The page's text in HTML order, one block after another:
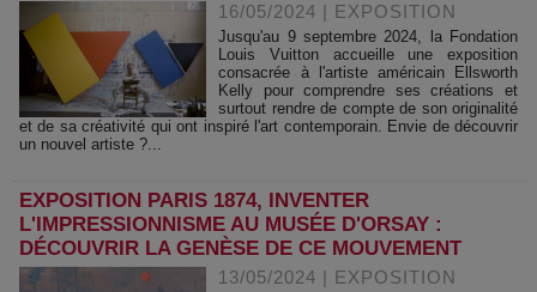
16/05/2024 | EXPOSITION
Jusqu'au 9 septembre 2024, la Fondation
Louis Vuitton accueille une exposition
consacrée à l'artiste américain Ellsworth
Kelly pour comprendre ses créations et
surtout rendre de compte de son originalité
et de sa créativité qui ont inspiré l'art contemporain. Envie de découvrir
un nouvel artiste ?...
EXPOSITION PARIS 1874, INVENTER
L'IMPRESSIONNISME AU MUSÉE D'ORSAY :
DÉCOUVRIR LA GENÈSE DE CE MOUVEMENT
13/05/2024 | EXPOSITION